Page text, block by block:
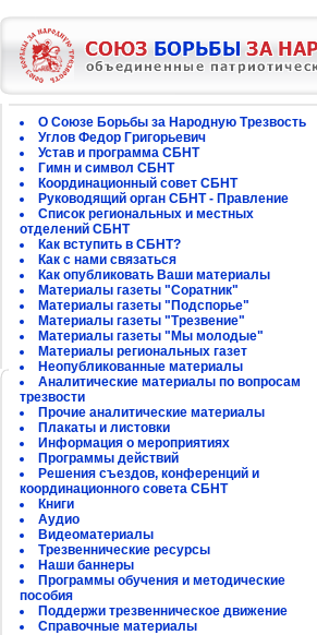
О Союзе Борьбы за Народную Трезвость
Углов Федор Григорьевич
Устав и программа СБНТ
Гимн и символ СБНТ
Координационный совет СБНТ
Руководящий орган СБНТ - Правление
Список региональных и местных
отделений СБНТ
Как вступить в СБНТ?
Как с нами связаться
Как опубликовать Ваши материалы
Материалы газеты "Соратник"
Материалы газеты "Подспорье"
Материалы газеты "Трезвение"
Материалы газеты "Мы молодые"
Материалы региональных газет
Неопубликованные материалы
Аналитические материалы по вопросам
трезвости
Прочие аналитические материалы
Плакаты и листовки
Информация о мероприятиях
Программы действий
Решения съездов, конференций и
координационного совета СБНТ
Книги
Аудио
Видеоматериалы
Трезвеннические ресурсы
Наши баннеры
Программы обучения и методические
пособия
Поддержи трезвенническое движение
Справочные материалы